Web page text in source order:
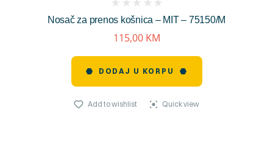
Nosač za prenos košnica – MIT – 75150/M
reviews)
115,00 KM
DODAJ U KORPU
Add to wishlist Quick view